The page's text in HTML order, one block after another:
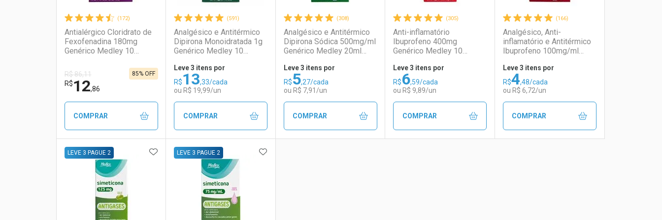
(172)
Antialérgico Cloridrato de
Fexofenadina 180mg
Genérico Medley 10
R$ 86,11
R$12,86
85% OFF
COMPRAR
FECHAR
Laboratório
FECHAR
Por Menos
(591)
Analgésico e Antitérmico
Dipirona Monoidratada 1g
Genérico Medley 10
Leve 3 itens por
R$13,33/cada
ou R$ 19,99/un
COMPRAR
Laboratório
Por Menos
(308)
Analgésico e Antitérmico
Dipirona Sódica 500mg/ml
Genérico Medley 20ml
Leve 3 itens por
R$5,27/cada
ou R$ 7,91/un
COMPRAR
(305)
Anti-inflamatório
Ibuprofeno 400mg
Genérico Medley 10
Leve 3 itens por
R$6,59/cada
ou R$ 9,89/un
COMPRAR
(166)
Analgésico, Anti-
inflamatório e Antitérmico
Ibuprofeno 100mg/ml
Leve 3 itens por
R$4,48/cada
ou R$ 6,72/un
COMPRAR
LEVE 3 PAGUE 2 ADICIONAR AOS FAVORITOS
LEVE 3 PAGUE 2 ADICIONAR AOS FAVORITOS